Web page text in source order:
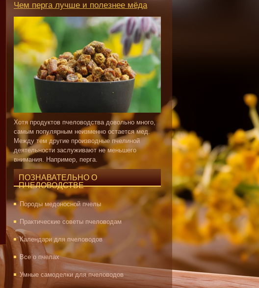
Чем перга лучше и полезнее мёда
Хотя продуктов пчеловодства довольно много,
самым популярным неизменно остается мед.
Между тем другие производные пчелиной
деятельности заслуживают не меньшего
внимания. Например, перга.
ПОЗНАВАТЕЛЬНО О
ПЧЕЛОВОДСТВЕ
Породы медоносной пчелы
Практические советы пчеловодам
Календари для пчеловодов
Все о пчелах
Умные самоделки для пчеловодов